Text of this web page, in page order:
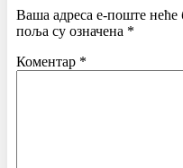
Ваша адреса е-поште неће
поља су означена *
Коментар *